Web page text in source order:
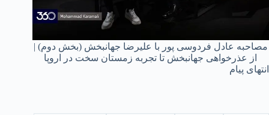
مصاحبه عادل فردوسی پور با علیرضا جهانبخش (بخش دوم) |
از عذرخواهی جهانبخش تا تجربه زمستان سخت در اروپا
انتهای پیام